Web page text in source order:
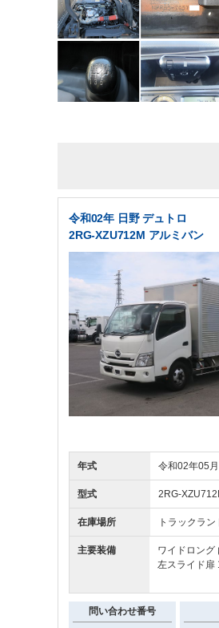
令和02年 日野 デュトロ
2RG-XZU712M アルミバン
年式 令和02年05月
型式 2RG-
在庫場所 トラックラン
主要装備
ワイドロング
左スライド扉
問い合わせ番号